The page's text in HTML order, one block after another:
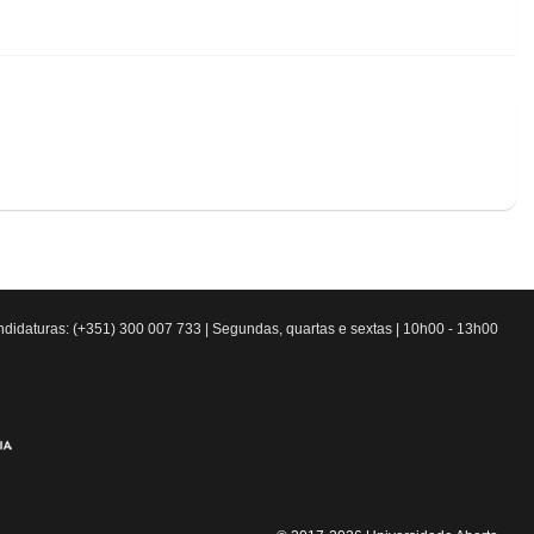
(+351) 300 007 733 | Segundas, quartas e sextas | 10h00 - 13h00